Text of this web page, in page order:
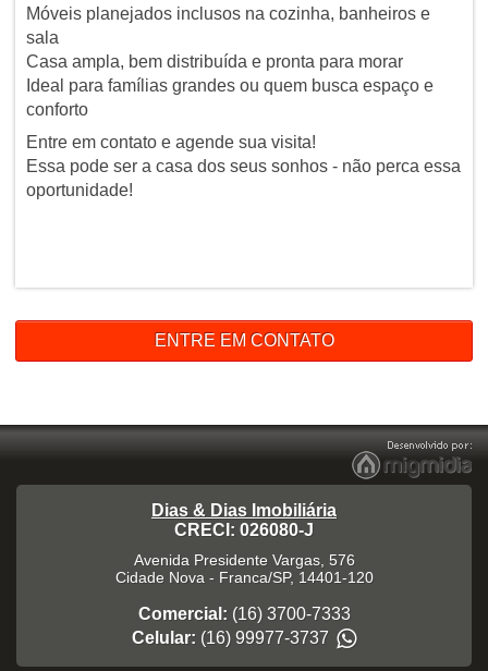
Móveis planejados inclusos na cozinha, banheiros e
sala
Casa ampla, bem distribuída e pronta para morar
Ideal para famílias grandes ou quem busca espaço e
conforto
Entre em contato e agende sua visita!
Essa pode ser a casa dos seus sonhos - não perca essa
oportunidade!
ENTRE EM CONTATO
Dias & Dias Imobiliária
CRECI: 026080-J
Avenida Presidente Vargas, 576
Cidade Nova - Franca/SP, 14401-120
Comercial: (16) 3700-7333
Celular: (16) 99977-3737